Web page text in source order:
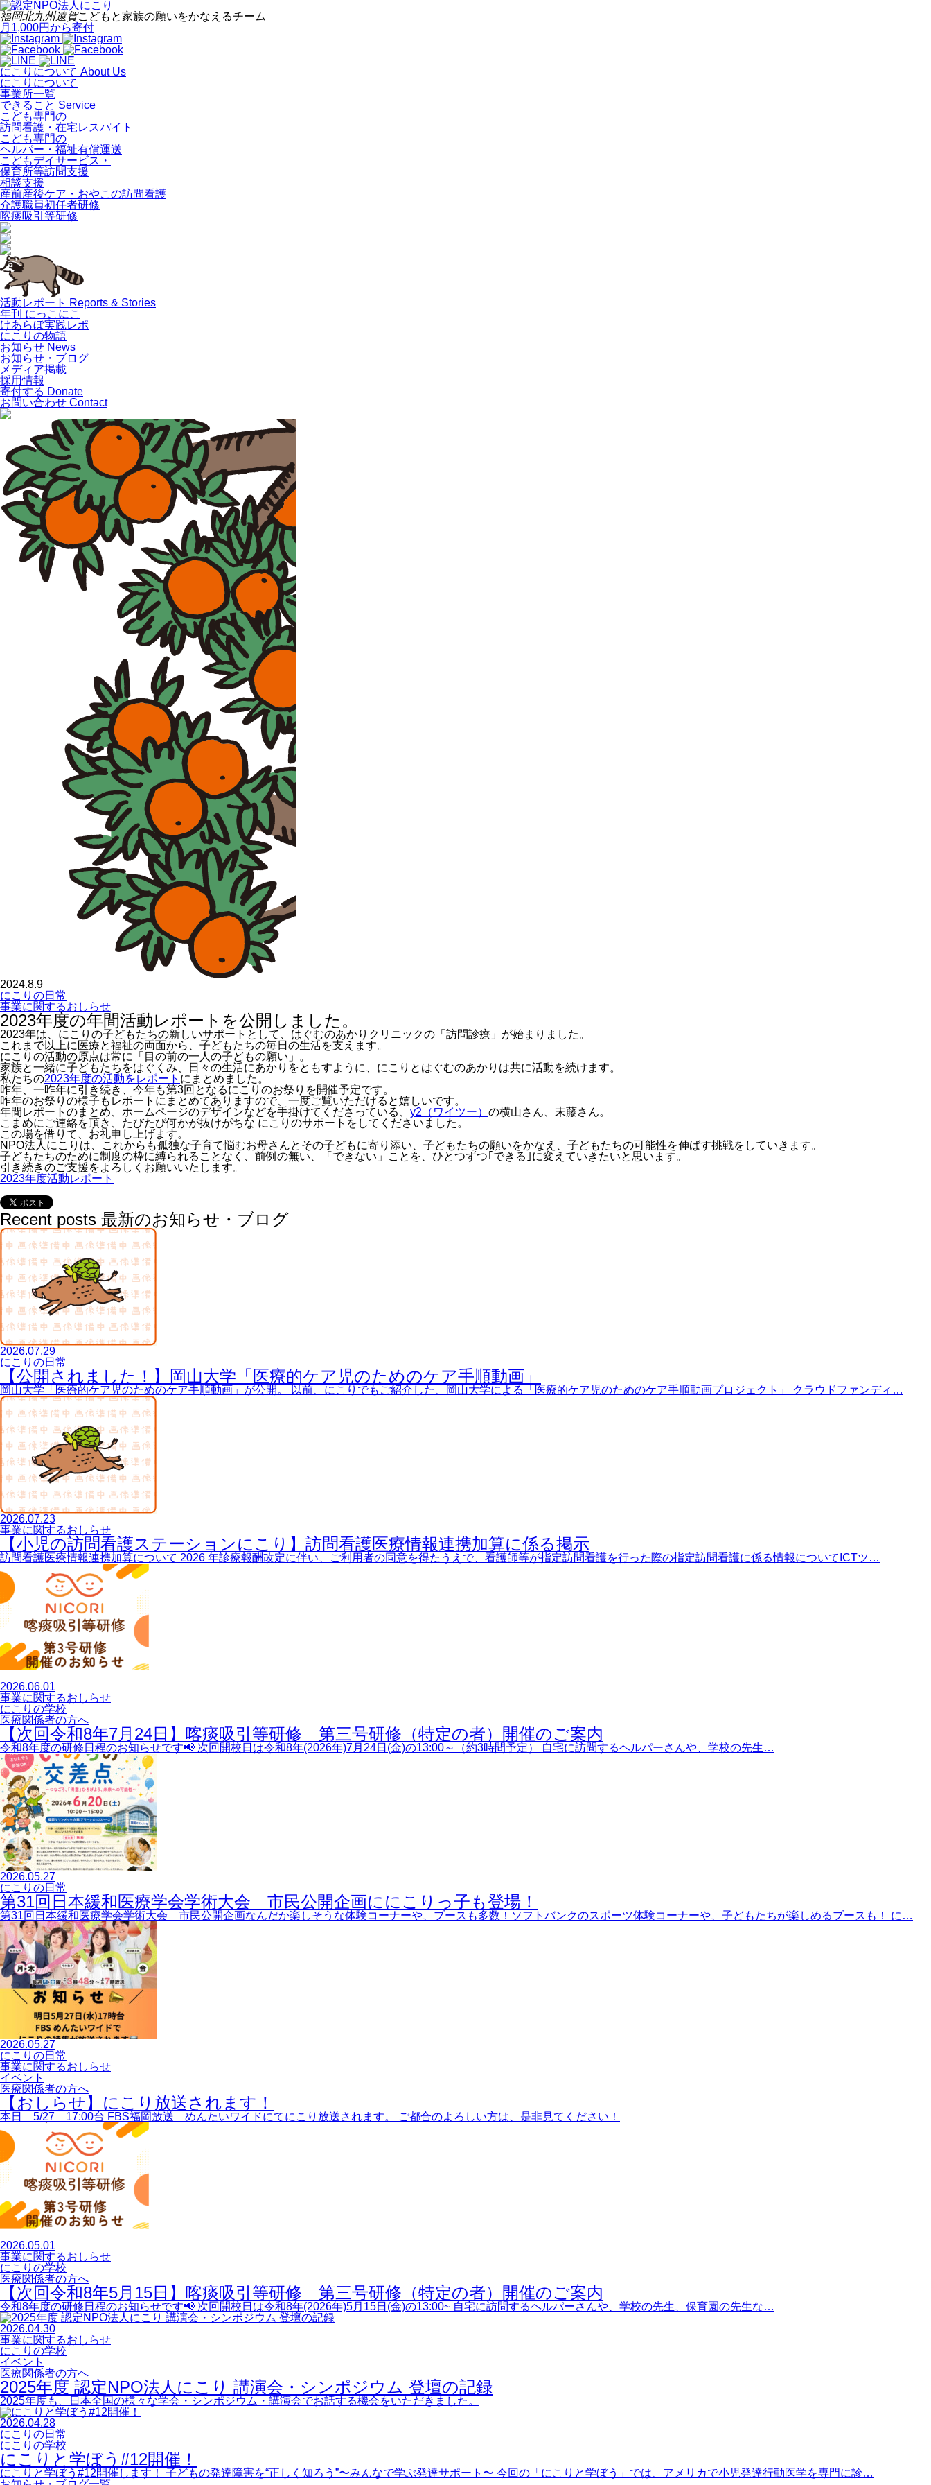
福岡北九州遠賀こどもと家族の願いをかなえるチーム
月1,000円から寄付
にこりについて About Us
にこりについて
事業所一覧
できること Service
こども専門の
訪問看護・在宅レスパイト
こども専門の
ヘルパー・福祉有償運送
こどもデイサービス・
保育所等訪問支援
相談支援
産前産後ケア・おやこの訪問看護
介護職員初任者研修
喀痰吸引等研修
活動レポート Reports & Stories
年刊 にっこにこ
けあらぼ実践レポ
にこりの物語
お知らせ News
お知らせ・ブログ
メディア掲載
採用情報
寄付する Donate
お問い合わせ Contact
2024.8.9
にこりの日常
事業に関するおしらせ
2023年度の年間活動レポートを公開しました。
2023年は、にこりの子どもたちの新しいサポートとして、はぐむのあかりクリニックの「訪問診療」が始まりました。
これまで以上に医療と福祉の両面から、子どもたちの毎日の生活を支えます。
にこりの活動の原点は常に「目の前の一人の子どもの願い」。
家族と一緒に子どもたちをはぐくみ、日々の生活にあかりをともすように、にこりとはぐむのあかりは共に活動を続けます。
私たちの2023年度の活動をレポート にまとめました。
昨年、一昨年に引き続き、今年も第3回となるにこりのお祭りを開催予定です。
昨年のお祭りの様子もレポートにまとめてありますので、一度ご覧いただけると嬉しいです。
年間レポートのまとめ、ホームページのデザインなどを手掛けてくださっている、 y2（ワイツー） の横山さん、末藤さん。
こまめにご連絡を頂き、たびたび何かが抜けがちな にこりのサポートをしてくださいました。
この場を借りて、お礼申し上げます。
NPO法人にこりは、これからも孤独な子育て悩むお母さんとその子どもに寄り添い、子どもたちの願いをかなえ、子どもたちの可能性を伸ばす挑戦をしていきます。
子どもたちのために制度の枠に縛られることなく、前例の無い、「できない」ことを、ひとつずつ｢できる｣に変えていきたいと思います。
引き続きのご支援をよろしくお願いいたします。
2023年度活動レポート
Recent posts 最新のお知らせ・ブログ
2026.07.29
にこりの日常
【公開されました！】岡山大学「医療的ケア児のためのケア手順動画」
岡山大学「医療的ケア児のためのケア手順動画」が公開。 以前、にこりでもご紹介した、岡山大学による「医療的ケア児のためのケア手順動画プロジェクト」 クラウドファンディ…
2026.07.23
事業に関するおしらせ
【小児の訪問看護ステーションにこり】訪問看護医療情報連携加算に係る掲示
訪問看護医療情報連携加算について 2026 年診療報酬改定に伴い、ご利用者の同意を得たうえで、看護師等が指定訪問看護を行った際の指定訪問看護に係る情報についてICTツ…
2026.06.01
事業に関するおしらせ
にこりの学校
医療関係者の方へ
【次回令和8年7月24日】喀痰吸引等研修 第三号研修（特定の者）開催のご案内
令和8年度の研修日程のお知らせです📢 次回開校日は令和8年(2026年)7月24日(金)の13:00～（約3時間予定） 自宅に訪問するヘルパーさんや、学校の先生…
2026.05.27
にこりの日常
第31回日本緩和医療学会学術大会 市民公開企画ににこりっ子も登場！
第31回日本緩和医療学会学術大会 市民公開企画なんだか楽しそうな体験コーナーや、ブースも多数！ソフトバンクのスポーツ体験コーナーや、子どもたちが楽しめるブースも！ に…
2026.05.27
にこりの日常
事業に関するおしらせ
イベント
医療関係者の方へ
【おしらせ】にこり放送されます！
本日 5/27 17:00台 FBS福岡放送 めんたいワイドにてにこり放送されます。 ご都合のよろしい方は、是非見てください！
2026.05.01
事業に関するおしらせ
にこりの学校
医療関係者の方へ
【次回令和8年5月15日】喀痰吸引等研修 第三号研修（特定の者）開催のご案内
令和8年度の研修日程のお知らせです📢 次回開校日は令和8年(2026年)5月15日(金)の13:00~ 自宅に訪問するヘルパーさんや、学校の先生、保育園の先生な…
2026.04.30
事業に関するおしらせ
にこりの学校
イベント
医療関係者の方へ
2025年度 認定NPO法人にこり 講演会・シンポジウム 登壇の記録
2025年度も、日本全国の様々な学会・シンポジウム・講演会でお話する機会をいただきました。
2026.04.28
にこりの日常
にこりの学校
にこりと学ぼう#12開催！
にこりと学ぼう#12開催します！ 子どもの発達障害を“正しく知ろう”〜みんなで学ぶ発達サポート〜 今回の「にこりと学ぼう」では、アメリカで小児発達行動医学を専門に診…